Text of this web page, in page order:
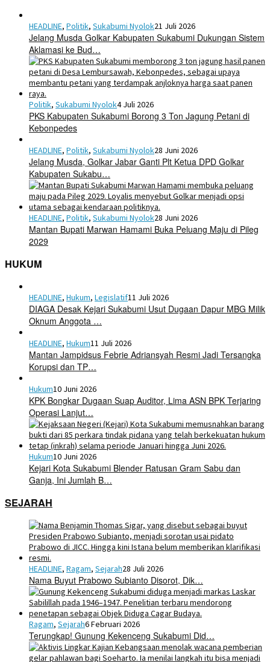
HEADLINE, Politik, Sukabumi Nyolok21 Juli 2026
Jelang Musda Golkar Kabupaten Sukabumi Dukungan Sistem
Aklamasi ke Bud…
Politik, Sukabumi Nyolok4 Juli 2026
PKS Kabupaten Sukabumi Borong 3 Ton Jagung Petani di
Kebonpedes
HEADLINE, Politik, Sukabumi Nyolok28 Juni 2026
Jelang Musda, Golkar Jabar Ganti Plt Ketua DPD Golkar
Kabupaten Sukabu…
HEADLINE, Politik, Sukabumi Nyolok28 Juni 2026
Mantan Bupati Marwan Hamami Buka Peluang Maju di Pileg
2029
HUKUM
HEADLINE, Hukum, Legislatif11 Juli 2026
DIAGA Desak Kejari Sukabumi Usut Dugaan Dapur MBG Milik
Oknum Anggota …
HEADLINE, Hukum11 Juli 2026
Mantan Jampidsus Febrie Adriansyah Resmi Jadi Tersangka
Korupsi dan TP…
Hukum10 Juni 2026
KPK Bongkar Dugaan Suap Auditor, Lima ASN BPK Terjaring
Operasi Lanjut…
Hukum10 Juni 2026
Kejari Kota Sukabumi Blender Ratusan Gram Sabu dan
Ganja, Ini Jumlah B…
SEJARAH
HEADLINE, Ragam, Sejarah28 Juli 2026
Nama Buyut Prabowo Subianto Disorot, Dik…
Ragam, Sejarah6 Februari 2026
Terungkap! Gunung Kekenceng Sukabumi Did…